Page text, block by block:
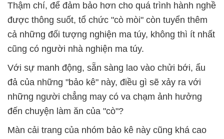
Thậm chí, để đảm bảo hơn cho quá trình hành nghề
được thông suốt, tổ chức "cò mòi" còn tuyển thêm
cả những đối tượng nghiện ma túy, không thì ít nhất
cũng có người nhà nghiện ma túy.
Với sự manh động, sẵn sàng lao vào chửi bới, ẩu
đả của những "bảo kê" này, điều gì sẽ xảy ra với
những người chẳng may có va chạm ảnh hưởng
đến chuyện làm ăn của "cò"?
Màn cải trang của nhóm bảo kê này cũng khá cao